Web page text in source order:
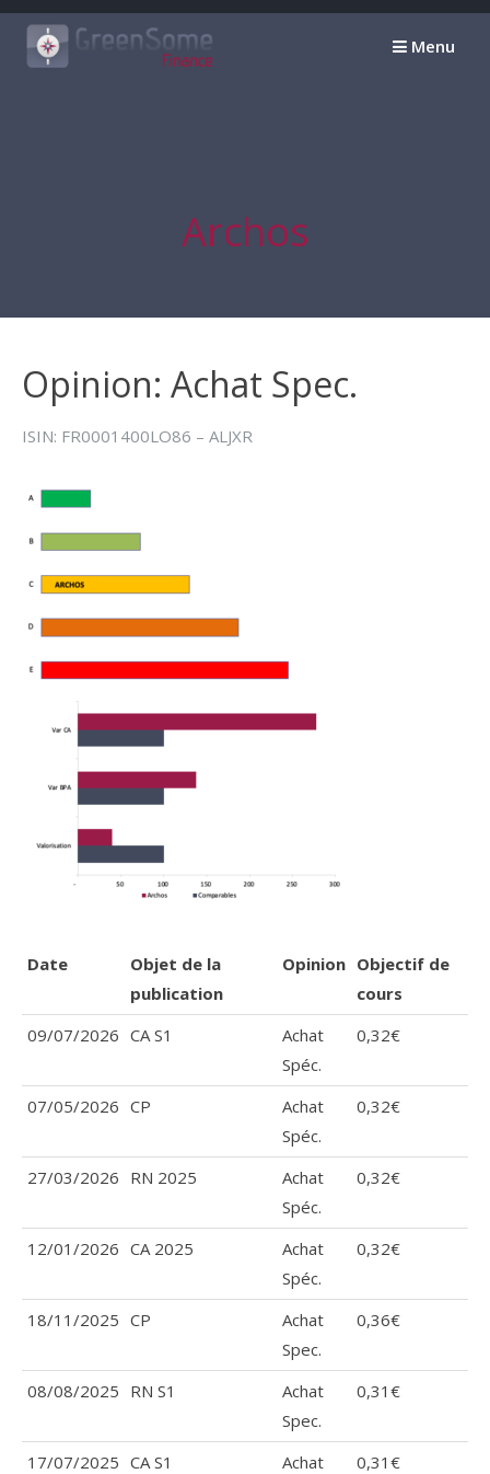
Passer
contenu
Menu
Archos
Opinion: Achat Spec.
ISIN: FR0001400LO86 – ALJXR
Date
Objet de la
publication
Opinion Objectif de
cours
09/07/2026 CA S1
Achat
Spéc.
0,32€
07/05/2026 CP
Achat
Spéc.
0,32€
27/03/2026 RN 2025
Achat
Spéc.
0,32€
12/01/2026 CA 2025
Achat
Spéc.
0,32€
18/11/2025 CP
Achat
Spec.
0,36€
08/08/2025 RN S1
Achat
Spec.
0,31€
17/07/2025 CA S1
Achat
0,31€